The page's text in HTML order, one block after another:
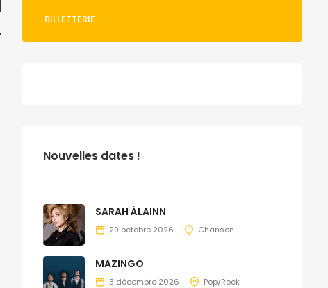
BILLETTERIE
Nouvelles dates !
SARAH ÀLAINN
29 octobre 2026 Chanson
MAZINGO
3 décembre 2026 Pop/Rock